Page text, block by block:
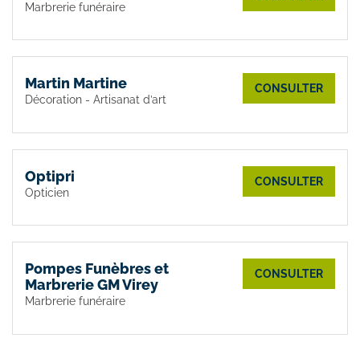
Marbrerie funéraire
Martin Martine
Décoration - Artisanat d’art
CONSULTER
Optipri
Opticien
CONSULTER
Pompes Funèbres et
Marbrerie GM Virey
Marbrerie funéraire
CONSULTER